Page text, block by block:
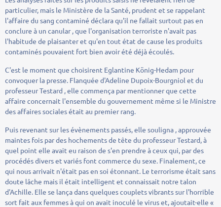
particulier, mais le Ministère de la Santé, prudent et se rappelant
l'affaire du sang contaminé déclara qu'il ne fallait surtout pas en
conclure à un canular , que l'organisation terroriste n'avait pas
l'habitude de plaisanter et qu'en tout état de cause les produits
contaminés pouvaient fort bien avoir été déjà écoulés.
C'est le moment que choisirent Eglantine König-Hedam pour
convoquer la presse. Flanquée d'Adeline Dupoix-Bourgniol et du
professeur Testard , elle commença par mentionner que cette
affaire concernait l'ensemble du gouvernement même si le Ministre
des affaires sociales était au premier rang.
Puis revenant sur les évènements passés, elle souligna , approuvée
maintes fois par des hochements de tête du professeur Testard, à
quel point elle avait eu raison de s'en prendre à ceux qui, par des
procédés divers et variés font commerce du sexe. Finalement, ce
qui nous arrivait n'était pas en soi étonnant. Le terrorisme était sans
doute lâche mais il était intelligent et connaissait notre talon
d'Achille. Elle se lança dans quelques couplets vibrants sur l'horrible
sort fait aux femmes à qui on avait inoculé le virus et, ajoutait-elle «